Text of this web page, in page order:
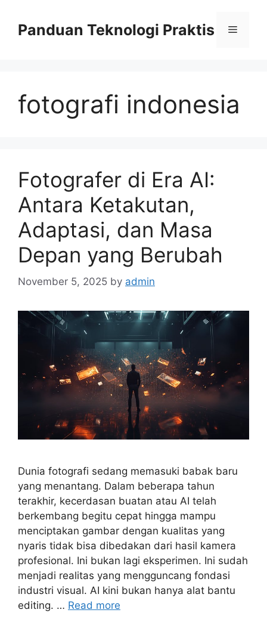
contentPanduan Teknologi Praktis Menu
fotografi indonesia
Fotografer di Era AI:
Antara Ketakutan,
Adaptasi, dan Masa
Depan yang Berubah
November 5, 2025 by admin
Dunia fotografi sedang memasuki babak baru
yang menantang. Dalam beberapa tahun
terakhir, kecerdasan buatan atau AI telah
berkembang begitu cepat hingga mampu
menciptakan gambar dengan kualitas yang
nyaris tidak bisa dibedakan dari hasil kamera
profesional. Ini bukan lagi eksperimen. Ini sudah
menjadi realitas yang mengguncang fondasi
industri visual. AI kini bukan hanya alat bantu
editing. … Read more